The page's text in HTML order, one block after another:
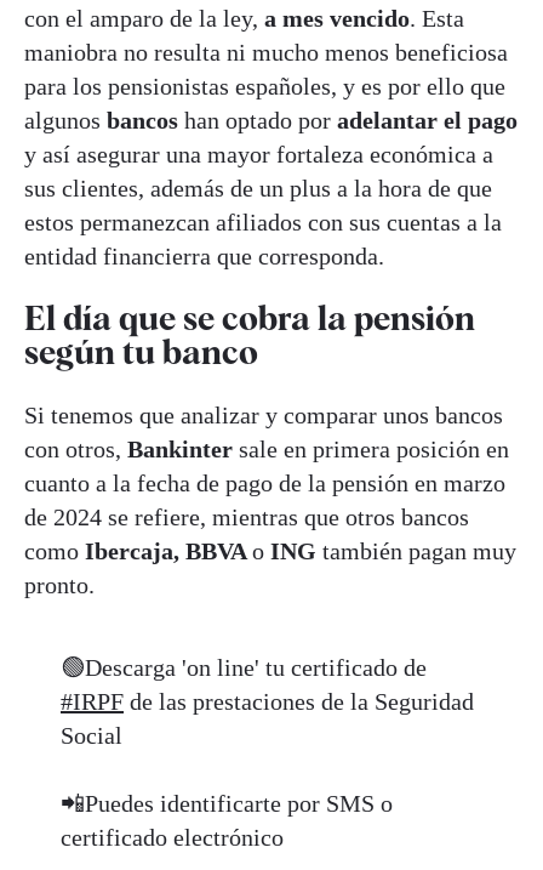
con el amparo de la ley, a mes vencido. Esta
maniobra no resulta ni mucho menos beneficiosa
para los pensionistas españoles, y es por ello que
algunos bancos han optado por adelantar el pago
y así asegurar una mayor fortaleza económica a
sus clientes, además de un plus a la hora de que
estos permanezcan afiliados con sus cuentas a la
entidad financierra que corresponda.
El día que se cobra la pensión
según tu banco
Si tenemos que analizar y comparar unos bancos
con otros, Bankinter sale en primera posición en
cuanto a la fecha de pago de la pensión en marzo
de 2024 se refiere, mientras que otros bancos
como Ibercaja, BBVAo ING también pagan muy
pronto.
🟢Descarga 'on line' tu certificado de
#IRPF de las prestaciones de la Seguridad
Social
📲Puedes identificarte por SMS o
certificado electrónico